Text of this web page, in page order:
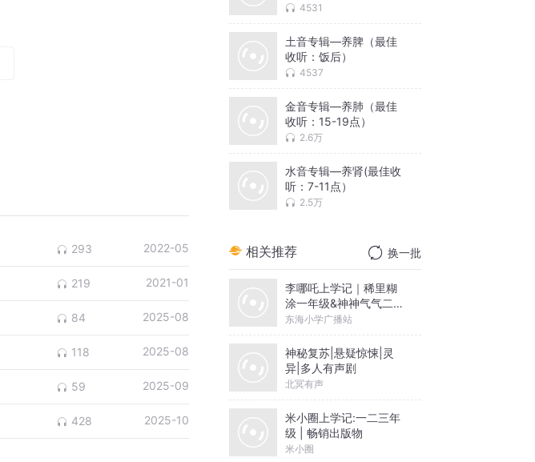
293 2022-05
219 2021-01
84 2025-08
118 2025-08
59 2025-09
428 2025-10
4531
土音专辑—养脾（最佳
收听：饭后）
4537
金音专辑—养肺（最佳
收听：15-19点）
2.6万
水音专辑—养肾(最佳收
听：7-11点）
2.5万
相关推荐 换一批
李哪吒上学记｜稀里糊
涂一年级&神神气气二年
级
东海小学广播站
神秘复苏|悬疑惊悚|灵
异|多人有声剧
北冥有声
米小圈上学记:一二三年
级 | 畅销出版物
米小圈